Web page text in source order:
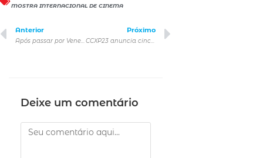
MOSTRA INTERNACIONAL DE CINEMA
Anterior
Após passar por Veneza, documentário O POSTO AVANÇADO estreia no Festival do Rio e na Mostra Internacional de São Paulo
Próximo
CCXP23 anuncia cinco novos quadrinistas para o Artists’ Valley by Bis
Deixe um comentário